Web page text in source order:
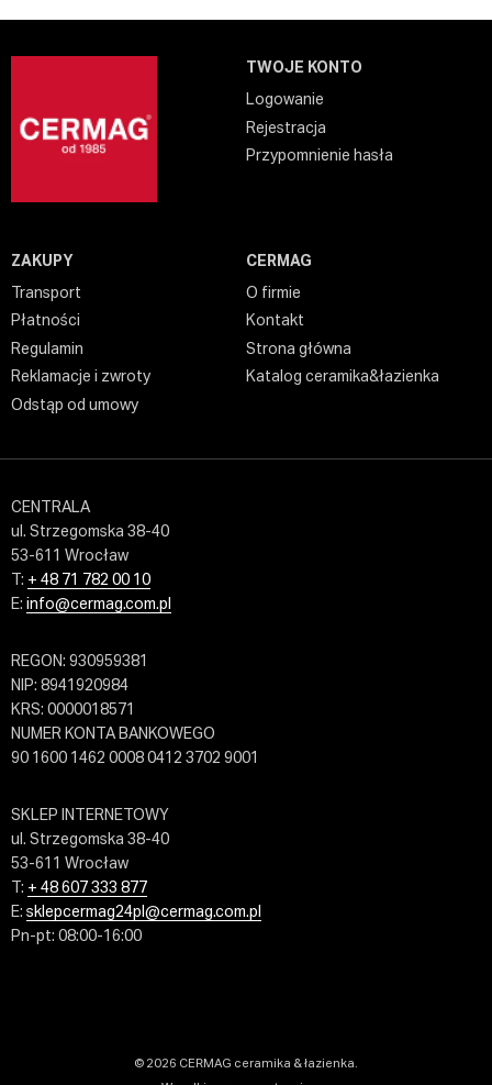
TWOJE KONTO
Logowanie
Rejestracja
Przypomnienie hasła
ZAKUPY
Transport
Płatności
Regulamin
Reklamacje i zwroty
Odstąp od umowy
CERMAG
O firmie
Kontakt
Strona główna
Katalog ceramika&łazienka
CENTRALA
ul. Strzegomska 38-40
53-611 Wrocław
T: + 48 71 782 00 10
E: info@cermag.com.pl
REGON: 930959381
NIP: 8941920984
KRS: 0000018571
NUMER KONTA BANKOWEGO
90 1600 1462 0008 0412 3702 9001
SKLEP INTERNETOWY
ul. Strzegomska 38-40
53-611 Wrocław
T: + 48 607 333 877
E: sklepcermag24pl@cermag.com.pl
Pn-pt: 08:00-16:00
© 2026 CERMAG ceramika & łazienka.